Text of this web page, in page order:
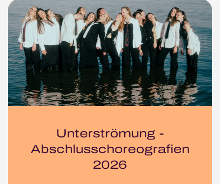
Unterströmung -
Abschlusschoreografien
2026